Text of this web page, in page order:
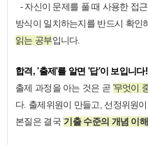
- 자신이 문제를 풀 때 사용한 접
방식이 일치하는지를 반드시 확인
읽는 공부입니다.
합격, '출제'를 알면 '답'이 보입니다!
출제 과정을 아는 것은 곧 '무엇이
다. 출제위원이 만들고, 선정위원
본질은 결국 '기출 수준의 개념 이